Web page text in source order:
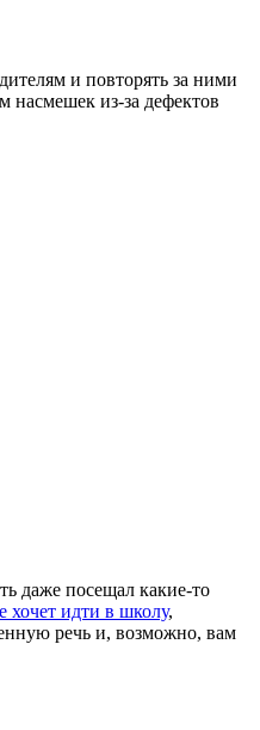
и повторять за ними
насмешек из-за дефектов
даже посещал какие-то
хочет идти в школу,
речь и, возможно, вам